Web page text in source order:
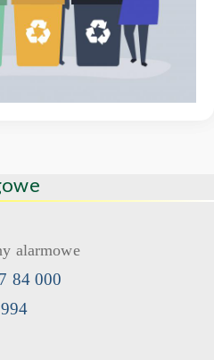
alarmowe
84 000
994